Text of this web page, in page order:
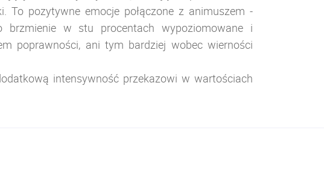
To pozytywne emocje połączone z animuszem -
w stu procentach wypoziomowane i
poprawności, ani tym bardziej wobec wierności
intensywność przekazowi w wartościach